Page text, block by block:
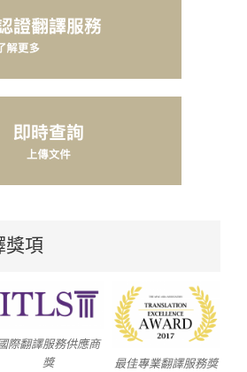
獎項
際翻譯服務供應商
獎
最佳專業翻譯服務獎